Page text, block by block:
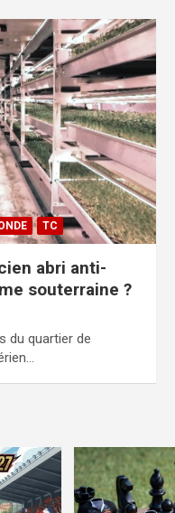
TC
abri anti-
souterraine ?
du quartier de